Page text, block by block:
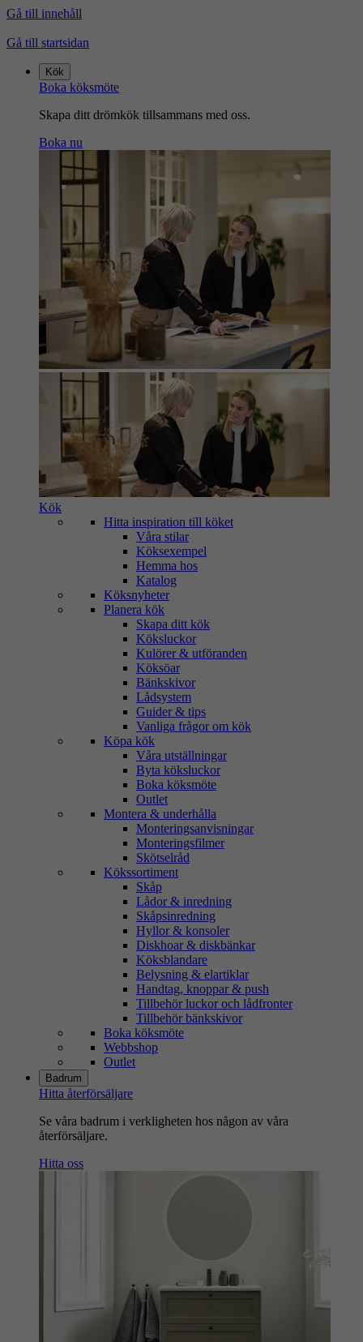
Gå till innehåll
Gå till startsidan
Kök
Boka köksmöte
Skapa ditt drömkök tillsammans med oss.
Boka nu
Kök
Hitta inspiration till köket
Våra stilar
Köksexempel
Hemma hos
Katalog
Köksnyheter
Planera kök
Skapa ditt kök
Köksluckor
Kulörer & utföranden
Köksöar
Bänkskivor
Lådsystem
Guider & tips
Vanliga frågor om kök
Köpa kök
Våra utställningar
Byta köksluckor
Boka köksmöte
Outlet
Montera & underhålla
Monteringsanvisningar
Monteringsfilmer
Skötselråd
Kökssortiment
Skåp
Lådor & inredning
Skåpsinredning
Hyllor & konsoler
Diskhoar & diskbänkar
Köksblandare
Belysning & elartiklar
Handtag, knoppar & push
Tillbehör luckor och lådfronter
Tillbehör bänkskivor
Boka köksmöte
Webbshop
Outlet
Badrum
Hitta återförsäljare
Se våra badrum i verkligheten hos någon av våra
återförsäljare.
Hitta oss